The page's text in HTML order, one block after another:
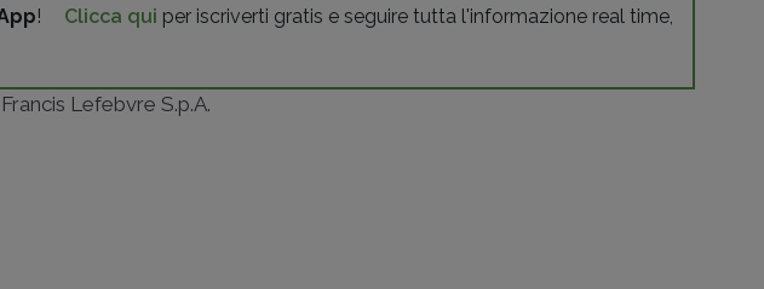
! Clicca qui per iscriverti gratis e seguire tutta l'informazione real time,
Lefebvre S.p.A.